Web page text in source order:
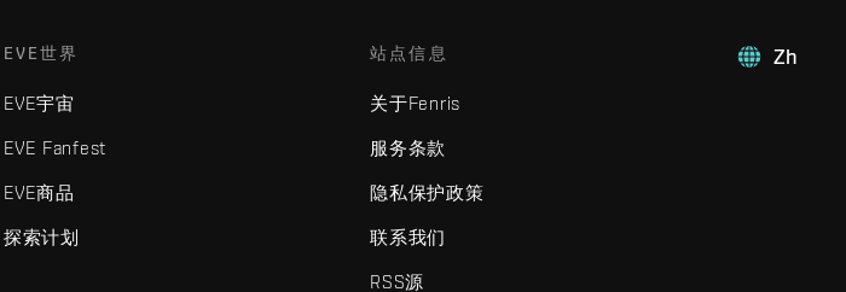
Zh
EVE世界
EVE宇宙
EVE Fanfest
EVE商品
探索计划
站点信息
关于Fenris
服务条款
隐私保护政策
联系我们
RSS源